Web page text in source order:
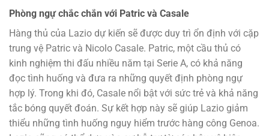
Phòng ngự chắc chắn với Patric và Casale
Hàng thủ của Lazio dự kiến sẽ được duy trì ổn định với cặp
trung vệ Patric và Nicolo Casale. Patric, một cầu thủ có
kinh nghiệm thi đấu nhiều năm tại Serie A, có khả năng
đọc tình huống và đưa ra những quyết định phòng ngự
hợp lý. Trong khi đó, Casale nổi bật với sức trẻ và khả năng
tắc bóng quyết đoán. Sự kết hợp này sẽ giúp Lazio giảm
thiểu những tình huống nguy hiểm trước hàng công Genoa.